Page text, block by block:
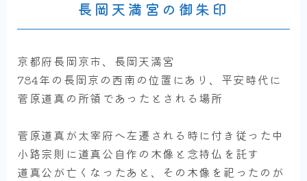
長岡天満宮の御朱印
京都府長岡京市、長岡天満宮
784年の長岡京の西南の位置にあり、平安時代に
菅原道真の所領であったとされる場所
菅原道真が太宰府へ左遷される時に付き従った中
小路宗則に道真公自作の木像と念持仏を託す
道真公が亡くなったあと、その木像を祀ったのが